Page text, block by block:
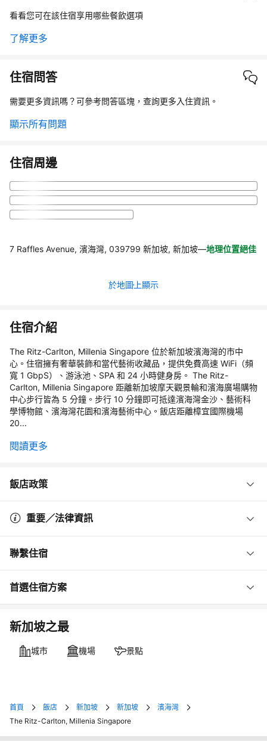
看看您可在該住宿享用哪些餐飲選項
了解更多
住宿問答
需要更多資訊嗎？可參考問答區塊，查詢更多入住資訊。
顯示所有問題
住宿周邊
7 Raffles Avenue, 濱海灣, 039799 新加坡, 新加坡—地理位置絕佳
於地圖上顯示
住宿介紹
The Ritz-Carlton, Millenia Singapore 位於新加坡濱海灣的市中
心。住宿擁有奢華裝飾和當代藝術收藏品，提供免費高速 WiFi（頻
寬 1 GbpS）、游泳池、SPA 和 24 小時健身房。 The Ritz-
Carlton, Millenia Singapore 距離新加坡摩天觀景輪和濱海廣場購物
中心步行皆為 5 分鐘。步行 10 分鐘即可抵達濱海灣金沙、藝術科
學博物館、濱海灣花園和濱海藝術中心。飯店距離樟宜國際機場
20...
閱讀更多
飯店政策
重要／法律資訊
聯繫住宿
首選住宿方案
新加坡之最
城市 機場 景點
首頁 飯店 新加坡 新加坡
濱海灣
The Ritz-Carlton, Millenia Singapore